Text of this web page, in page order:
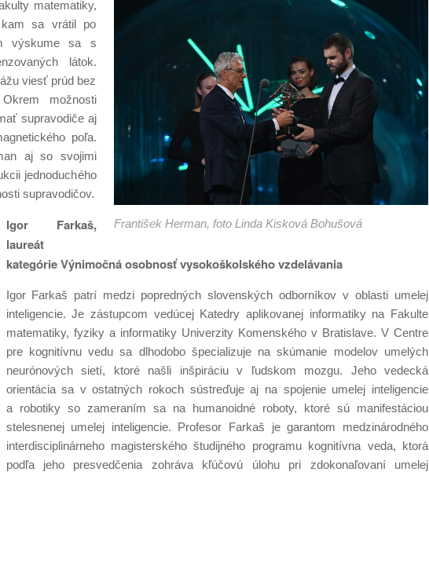
František Herman, foto Linda Kisková Bohušová
matematiky,
kam sa vrátil po
výskume sa s
látok.
viesť prúd bez
možnosti
supravodiče aj
poľa.
aj so svojimi
jednoduchého
supravodičov.
Igor Farkaš,
laureát
kategórie Výnimočná osobnosť vysokoškolského vzdelávania
Igor Farkaš patrí medzi popredných slovenských odborníkov v oblasti umelej
inteligencie. Je zástupcom vedúcej Katedry aplikovanej informatiky na Fakulte
matematiky, fyziky a informatiky Univerzity Komenského v Bratislave. V Centre
pre kognitívnu vedu sa dlhodobo špecializuje na skúmanie modelov umelých
neurónových sietí, ktoré našli inšpiráciu v ľudskom mozgu. Jeho vedecká
orientácia sa v ostatných rokoch sústreďuje aj na spojenie umelej inteligencie
a robotiky so zameraním sa na humanoidné roboty, ktoré sú manifestáciou
stelesnenej umelej inteligencie. Profesor Farkaš je garantom medzinárodného
interdisciplinárneho magisterského študijného programu kognitívna veda, ktorá
podľa jeho presvedčenia zohráva kľúčovú úlohu pri zdokonaľovaní umelej